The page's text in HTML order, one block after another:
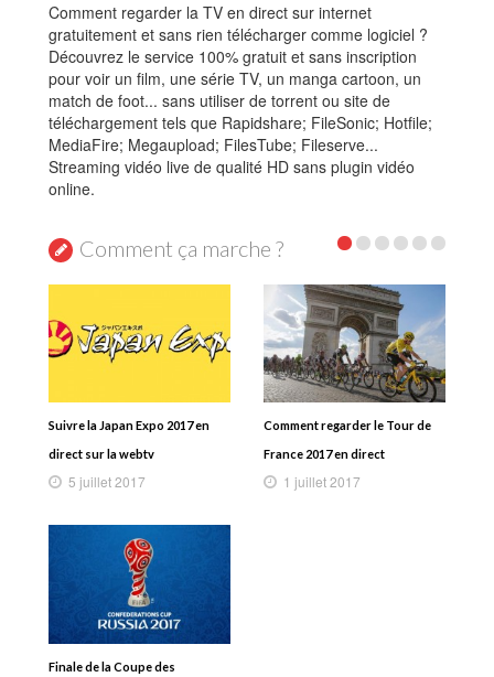
Comment regarder la TV en direct sur internet
gratuitement et sans rien télécharger comme logiciel ?
Découvrez le service 100% gratuit et sans inscription
pour voir un film, une série TV, un manga cartoon, un
match de foot... sans utiliser de torrent ou site de
téléchargement tels que Rapidshare; FileSonic; Hotfile;
MediaFire; Megaupload; FilesTube; Fileserve...
Streaming vidéo live de qualité HD sans plugin vidéo
online.
Comment ça marche ?
Suivre la Japan Expo 2017 en
direct sur la webtv
5 juillet 2017
Comment regarder le Tour de
France 2017 en direct
1 juillet 2017
Finale de la Coupe des